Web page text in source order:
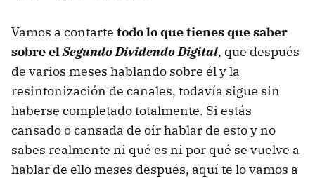
Vamos a contarte todo lo que tienes que saber
sobre elSegundo Dividendo Digital, que después
de varios meses hablando sobre él y la
resintonización de canales, todavía sigue sin
haberse completado totalmente. Si estás
cansado o cansada de oír hablar de esto y no
sabes realmente ni qué es ni por qué se vuelve a
hablar de ello meses después, aquí te lo vamos a